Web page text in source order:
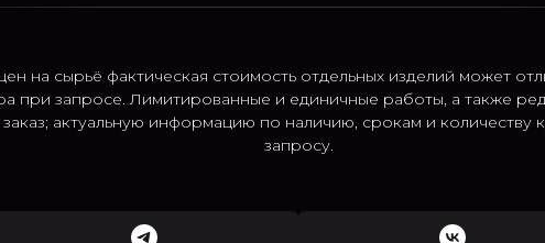
на сырьё фактическая стоимость отдельных изделий может
при запросе. Лимитированные и единичные работы, а также
актуальную информацию по наличию, срокам и количеству
запросу.